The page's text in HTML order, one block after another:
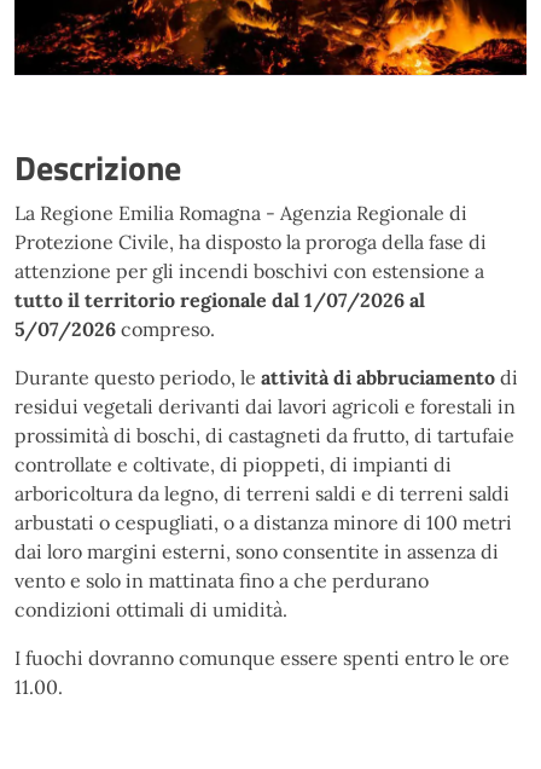
Descrizione
La Regione Emilia Romagna - Agenzia Regionale di
Protezione Civile, ha disposto la proroga della fase di
attenzione per gli incendi boschivi con estensione a
tutto il territorio regionale dal 1/07/2026 al
5/07/2026 compreso.
Durante questo periodo, le attività di abbruciamento di
residui vegetali derivanti dai lavori agricoli e forestali in
prossimità di boschi, di castagneti da frutto, di tartufaie
controllate e coltivate, di pioppeti, di impianti di
arboricoltura da legno, di terreni saldi e di terreni saldi
arbustati o cespugliati, o a distanza minore di 100 metri
dai loro margini esterni, sono consentite in assenza di
vento e solo in mattinata fino a che perdurano
condizioni ottimali di umidità.
I fuochi dovranno comunque essere spenti entro le ore
11.00.